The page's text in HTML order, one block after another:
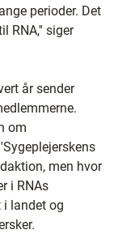
perioder. Det
RNA,'' siger
år sender
om
men hvor
i RNAs
i landet og